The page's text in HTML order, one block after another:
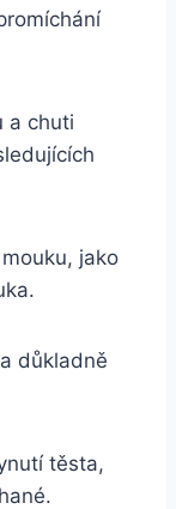
a chuti
jako
důkladně
těsta,